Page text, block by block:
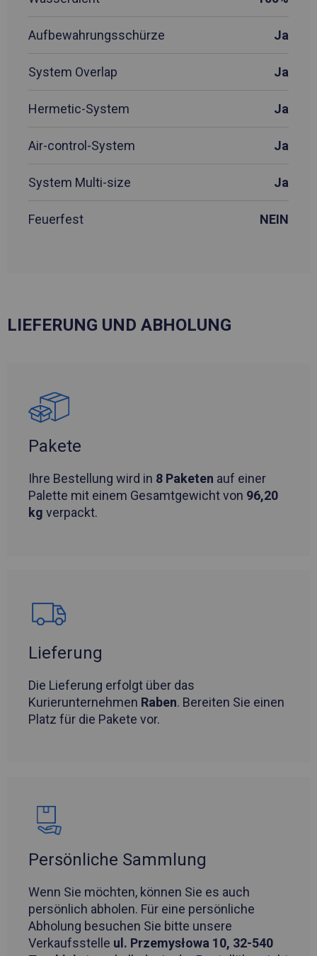
Aufbewahrungsschürze Ja
System Overlap Ja
Hermetic-System Ja
Air-control-System Ja
System Multi-size Ja
Feuerfest NEIN
LIEFERUNG UND ABHOLUNG
Pakete
Ihre Bestellung wird in 8 Paketen auf einer
Palette mit einem Gesamtgewicht von 96,20
kg verpackt.
Lieferung
Die Lieferung erfolgt über das
Kurierunternehmen Raben. Bereiten Sie einen
Platz für die Pakete vor.
Persönliche Sammlung
Wenn Sie möchten, können Sie es auch
persönlich abholen. Für eine persönliche
Abholung besuchen Sie bitte unsere
Verkaufsstelle ul. Przemysłowa 10, 32-540